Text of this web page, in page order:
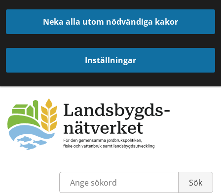
Neka alla utom nödvändiga kakor
Inställningar